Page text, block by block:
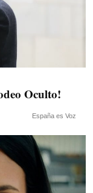
Oculto!
España es Voz